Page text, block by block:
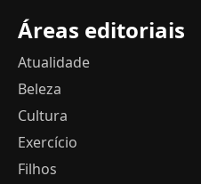
Áreas editoriais
Atualidade
Beleza
Cultura
Exercício
Filhos